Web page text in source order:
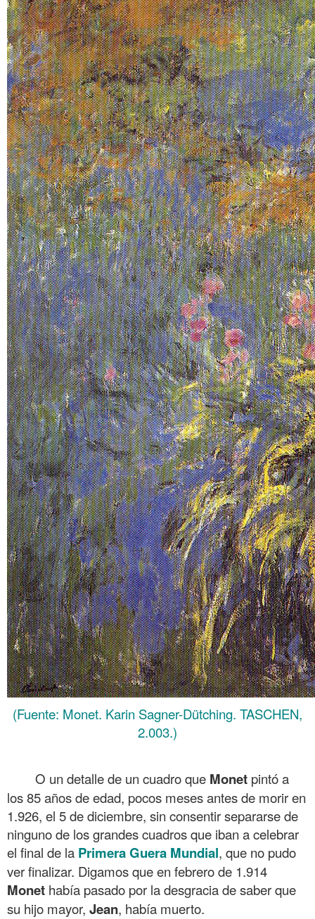
(Fuente: Monet. Karin Sagner-Dütching. TASCHEN,
2.003.)
O un detalle de un cuadro que Monet pintó a
los 85 años de edad, pocos meses antes de morir en
1.926, el 5 de diciembre, sin consentir separarse de
ninguno de los grandes cuadros que iban a celebrar
el final de la Primera Guera Mundial, que no pudo
ver finalizar. Digamos que en febrero de 1.914
Monet había pasado por la desgracia de saber que
su hijo mayor, Jean, había muerto.